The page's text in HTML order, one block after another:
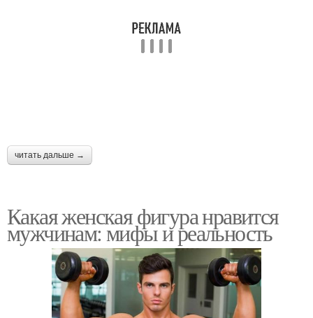
читать дальше →
Какая женская фигура нравится
мужчинам: мифы и реальность